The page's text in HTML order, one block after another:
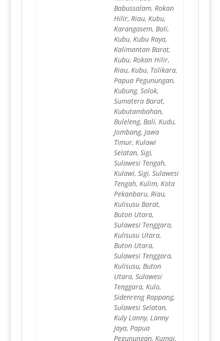
Babussalam, Rokan
Hilir, Riau, Kubu,
Karangasem, Bali,
Kubu, Kubu Raya,
Kalimantan Barat,
Kubu, Rokan Hilir,
Riau, Kubu, Tolikara,
Papua Pegunungan,
Kubung, Solok,
Sumatera Barat,
Kubutambahan,
Buleleng, Bali, Kudu,
Jombang, Jawa
Timur, Kulawi
Selatan, Sigi,
Sulawesi Tengah,
Kulawi, Sigi, Sulawesi
Tengah, Kulim, Kota
Pekanbaru, Riau,
Kulisusu Barat,
Buton Utara,
Sulawesi Tenggara,
Kulisusu Utara,
Buton Utara,
Sulawesi Tenggara,
Kulisusu, Buton
Utara, Sulawesi
Tenggara, Kulo,
Sidenreng Rappang,
Sulawesi Selatan,
Kuly Lanny, Lanny
Jaya, Papua
Pegunungan, Kumai,